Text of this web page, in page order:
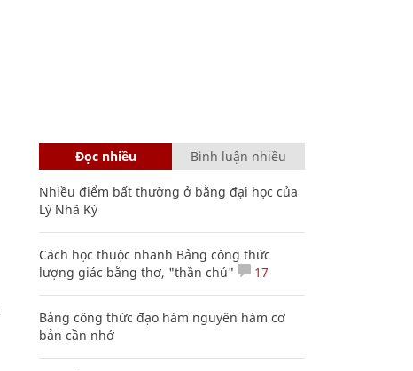
Đọc nhiều Bình luận nhiều
Nhiều điểm bất thường ở bằng đại học của
Lý Nhã Kỳ
Cách học thuộc nhanh Bảng công thức
lượng giác bằng thơ, "thần chú"
17
Bảng công thức đạo hàm nguyên hàm cơ
bản cần nhớ